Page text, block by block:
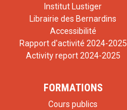
Institut Lustiger
Librairie des Bernardins
Accessibilité
Rapport d'activité 2024-2025
Activity report 2024-2025
FORMATIONS
Cours publics